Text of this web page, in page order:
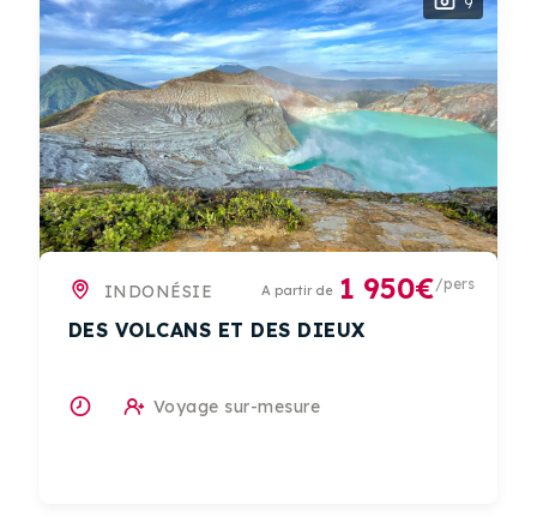
INDONÉSIE A partir de 1 950€/pers
DES VOLCANS ET DES DIEUX
Voyage sur-mesure